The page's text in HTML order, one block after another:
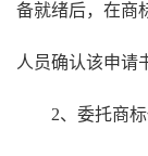
备就绪后，在商
人员确认该申请
2、委托商